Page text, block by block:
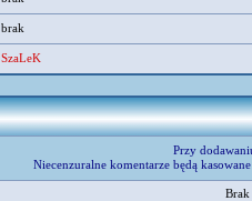
brak
SzaLeK
Przy
Niecenzuralne komentarze będą